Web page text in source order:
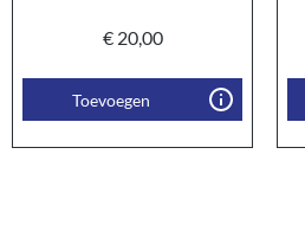
€20,00
Toevoegen